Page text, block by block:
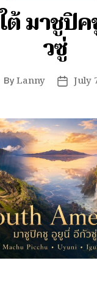
ต้ มาชูปิ
วซู่
ByLanny July